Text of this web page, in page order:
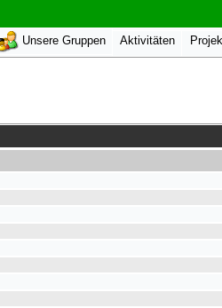
Unsere Gruppen Aktivitäten